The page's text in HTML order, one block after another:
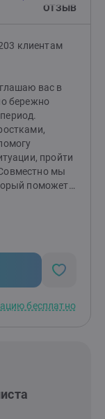
ОТЗЫВ
клиентам
вас в
бережно
пройти
мы
поможет
способы
бесплатно